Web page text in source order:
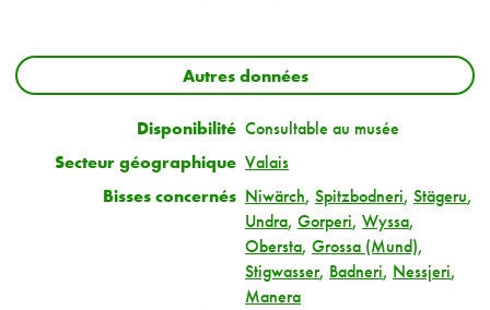
Autres données
Disponibilité Consultable au musée
Secteur géographique Valais
Bisses concernés Niwärch, Spitzbodneri, Stägeru,
Undra, Gorperi, Wyssa,
Obersta, Grossa (Mund),
Stigwasser, Badneri, Nessjeri,
Manera